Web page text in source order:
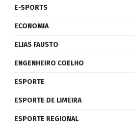
E-SPORTS
ECONOMIA
ELIAS FAUSTO
ENGENHEIRO COELHO
ESPORTE
ESPORTE DE LIMEIRA
ESPORTE REGIONAL